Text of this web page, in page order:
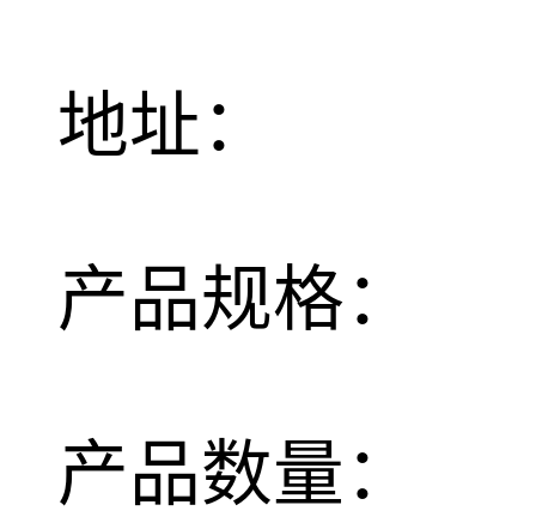
地址：
产品规格：
产品数量：